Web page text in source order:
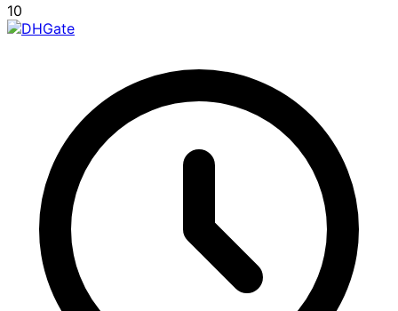
10